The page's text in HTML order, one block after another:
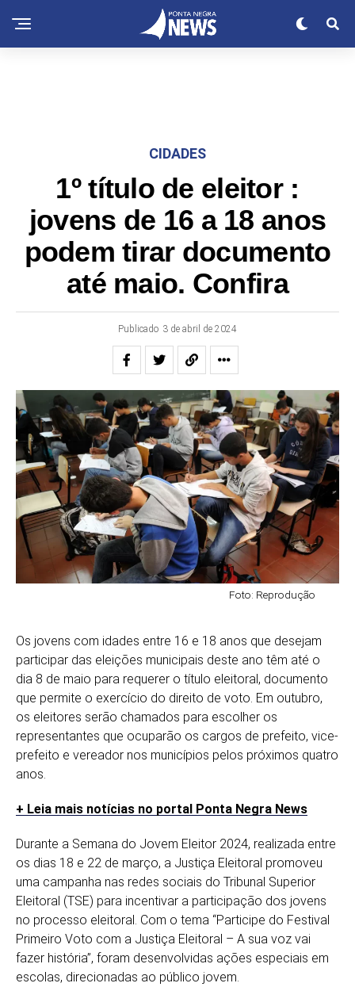
CIDADES
1º título de eleitor :
jovens de 16 a 18 anos
podem tirar documento
até maio. Confira
Publicado 3 de abril de 2024
Foto: Reprodução
Os jovens com idades entre 16 e 18 anos que desejam
participar das eleições municipais deste ano têm até o
dia 8 de maio para requerer o título eleitoral, documento
que permite o exercício do direito de voto. Em outubro,
os eleitores serão chamados para escolher os
representantes que ocuparão os cargos de prefeito, vice-
prefeito e vereador nos municípios pelos próximos quatro
anos.
+ Leia mais notícias no portal Ponta Negra News
Durante a Semana do Jovem Eleitor 2024, realizada entre
os dias 18 e 22 de março, a Justiça Eleitoral promoveu
uma campanha nas redes sociais do Tribunal Superior
Eleitoral (TSE) para incentivar a participação dos jovens
no processo eleitoral. Com o tema “Participe do Festival
Primeiro Voto com a Justiça Eleitoral – A sua voz vai
fazer história”, foram desenvolvidas ações especiais em
escolas, direcionadas ao público jovem.